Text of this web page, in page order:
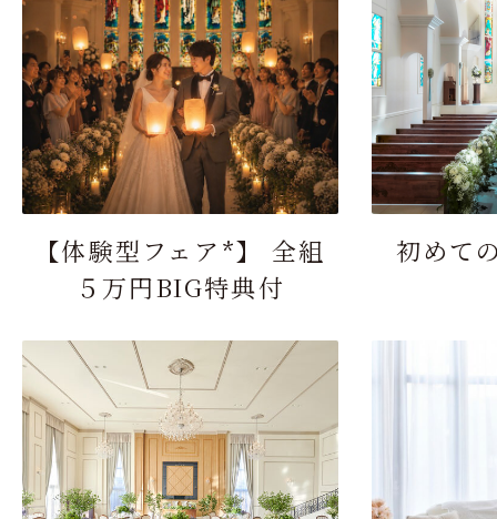
【体験型フェア*】 全組
５万円BIG特典付
初めて